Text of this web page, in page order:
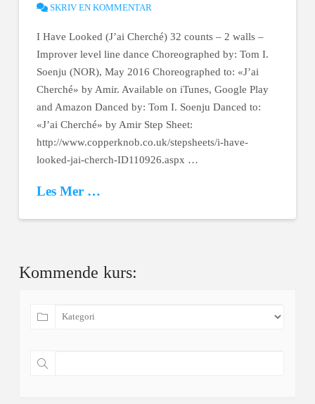
SKRIV EN KOMMENTAR
I Have Looked (J’ai Cherché) 32 counts – 2 walls –
Improver level line dance Choreographed by: Tom I.
Soenju (NOR), May 2016 Choreographed to: «J’ai
Cherché» by Amir. Available on iTunes, Google Play
and Amazon Danced by: Tom I. Soenju Danced to:
«J’ai Cherché» by Amir Step Sheet:
http://www.copperknob.co.uk/stepsheets/i-have-
looked-jai-cherch-ID110926.aspx …
Les Mer …
Kommende kurs: